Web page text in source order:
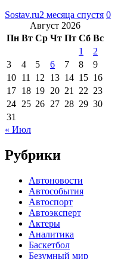
Sostav.ru2 месяца спустя 0
Август 2026
Пн Вт Ср Чт Пт Сб Вс
1
2
3
4 5 6 7 8
9
10 11 12 13 14 15 16
17 18 19 20 21 22 23
24 25 26 27 28 29 30
31
« Июл
Рубрики
Автоновости
Автособытия
Автоспорт
Автоэксперт
Актеры
Аналитика
Баскетбол
Безумный мир